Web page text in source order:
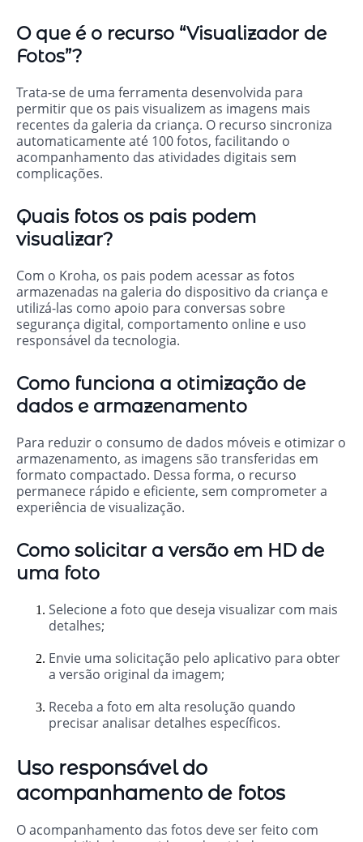
O que é o recurso “Visualizador de
Fotos”?
Trata-se de uma ferramenta desenvolvida para
permitir que os pais visualizem as imagens mais
recentes da galeria da criança. O recurso sincroniza
automaticamente até 100 fotos, facilitando o
acompanhamento das atividades digitais sem
complicações.
Quais fotos os pais podem
visualizar?
Com o Kroha, os pais podem acessar as fotos
armazenadas na galeria do dispositivo da criança e
utilizá-las como apoio para conversas sobre
segurança digital, comportamento online e uso
responsável da tecnologia.
Como funciona a otimização de
dados e armazenamento
Para reduzir o consumo de dados móveis e otimizar o
armazenamento, as imagens são transferidas em
formato compactado. Dessa forma, o recurso
permanece rápido e eficiente, sem comprometer a
experiência de visualização.
Como solicitar a versão em HD de
uma foto
Selecione a foto que deseja visualizar com mais
detalhes;
Envie uma solicitação pelo aplicativo para obter
a versão original da imagem;
Receba a foto em alta resolução quando
precisar analisar detalhes específicos.
Uso responsável do
acompanhamento de fotos
O acompanhamento das fotos deve ser feito com